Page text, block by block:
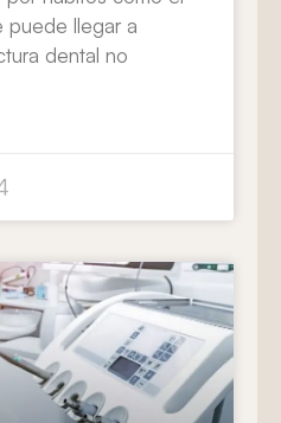
puede llegar a
dental no